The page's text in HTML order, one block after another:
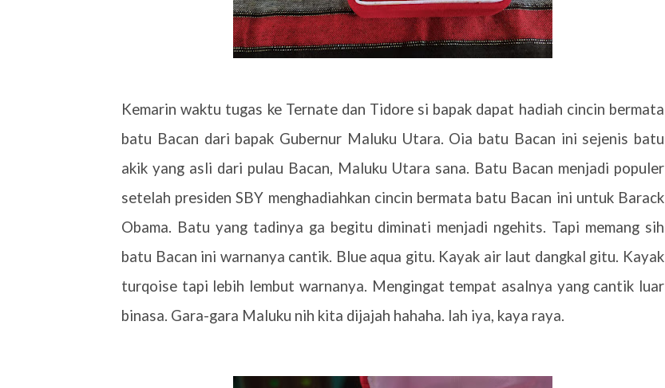
Kemarin waktu tugas ke Ternate dan Tidore si bapak dapat hadiah cincin bermata
batu Bacan dari bapak Gubernur Maluku Utara. Oia batu Bacan ini sejenis batu
akik yang asli dari pulau Bacan, Maluku Utara sana. Batu Bacan menjadi populer
setelah presiden SBY menghadiahkan cincin bermata batu Bacan ini untuk Barack
Obama. Batu yang tadinya ga begitu diminati menjadi ngehits. Tapi memang sih
batu Bacan ini warnanya cantik. Blue aqua gitu. Kayak air laut dangkal gitu. Kayak
turqoise tapi lebih lembut warnanya. Mengingat tempat asalnya yang cantik luar
binasa. Gara-gara Maluku nih kita dijajah hahaha. lah iya, kaya raya.